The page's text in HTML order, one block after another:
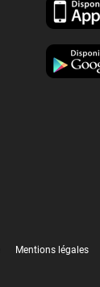
Mentions légales